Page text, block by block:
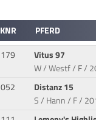
KNR
PFERD
179
Vitus 97
W / Westf / F /
052
Distanz 15
S / Hann / F /